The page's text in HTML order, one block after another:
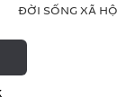
ĐỜI SỐNG XÃ HỘI